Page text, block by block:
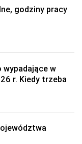
godziny pracy
wypadające w
r. Kiedy trzeba